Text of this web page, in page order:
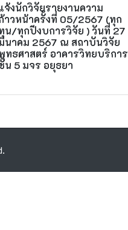
จ้งนักวิจัยรายงานความ
าวหน้าครั้งที่ 05/2567 (ทุก
น/ทุกปีงบการวิจัย ) วันที่ 27
นาคม 2567 ณ สถาบันวิจัย
ทธศาสตร์ อาคารวิทยบริการ
น 5 มจร อยุธยา